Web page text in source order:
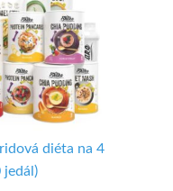
diéta na 4
jedál)